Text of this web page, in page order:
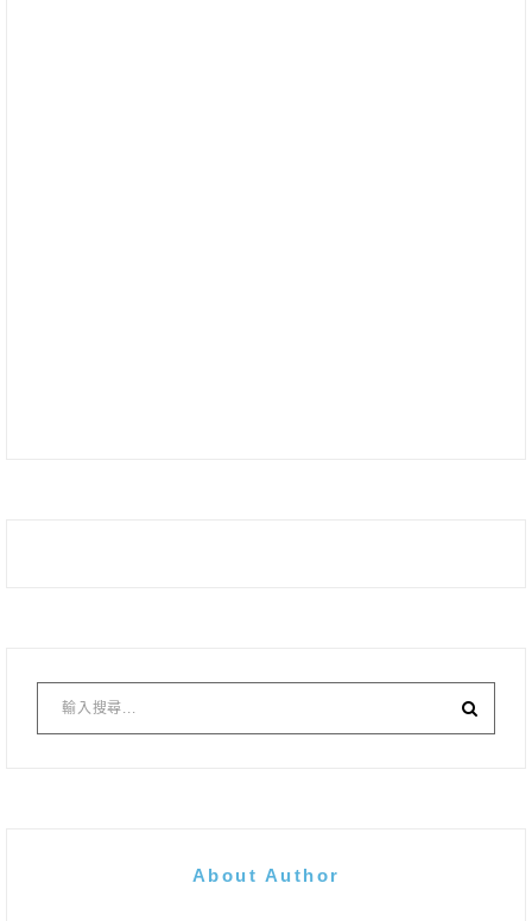
About Author